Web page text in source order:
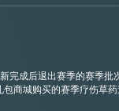
完成后退出赛季的赛季批
商城购买的赛季疗伤草